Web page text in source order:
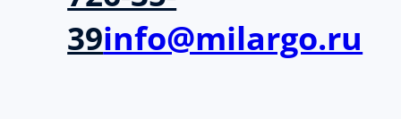
39info@milargo.ru